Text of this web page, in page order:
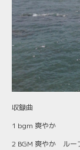
収録曲
1 bgm 爽やか
2 BGM 爽やか ルー